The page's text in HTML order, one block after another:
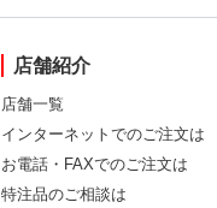
店舗紹介
店舗一覧
インターネットでのご注文は
お電話・FAXでのご注文は
特注品のご相談は